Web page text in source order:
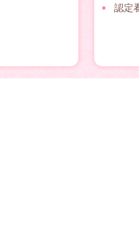
認定